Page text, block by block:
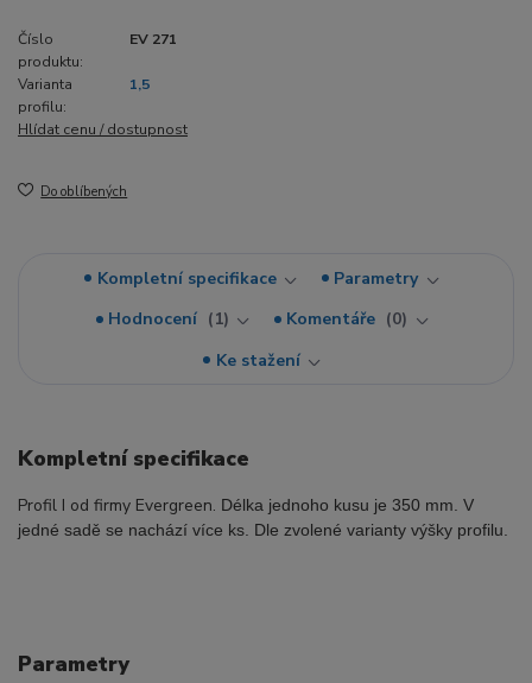
Číslo
produktu:
EV 271
Varianta
profilu:
1,5
Hlídat cenu / dostupnost
Do oblíbených
Kompletní specifikace
Parametry
Hodnocení
1 Komentáře
0
Ke stažení
Kompletní specifikace
Profil I od firmy Evergreen. Délka jednoho kusu je 350 mm. V
jedné sadě se nachází více ks. Dle zvolené varianty výšky profilu.
Parametry